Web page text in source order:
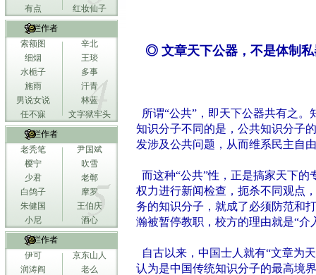
有点
红妆仙子
专栏作者
索额图
辛北
细烟
王琰
水栀子
多事
施雨
汗青
男说女说
林蓝
任不寐
文字狱牢头
专栏作者
老秃笔
尹国斌
樱宁
吹雪
少君
老郸
白鸽子
摩罗
朱健国
王伯庆
小尼
酒心
专栏作者
伊可
京东山人
润涛阎
老么
◎ 文章天下公器，不是体制私
所谓“公共”，即天下公器共有之
知识分子不同的是，公共知识分子
发涉及公共问题，从而维系民主自
而这种“公共”性，正是搞家天下
权力进行新闻检查，扼杀不同观点
务的知识分子，就成了必须防范和
瀚被暂停教职，校方的理由就是“介
自古以来，中国士人就有“文章为
认为是中国传统知识分子的最高境